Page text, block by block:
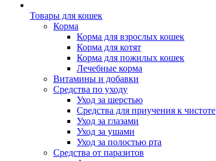
Товары для кошек
Корма
Корма для взрослых кошек
Корма для котят
Корма для пожилых кошек
Лечебные корма
Витамины и добавки
Средства по уходу
Уход за шерстью
Средства для приучения к чистоте
Уход за глазами
Уход за ушами
Уход за полостью рта
Средства от паразитов